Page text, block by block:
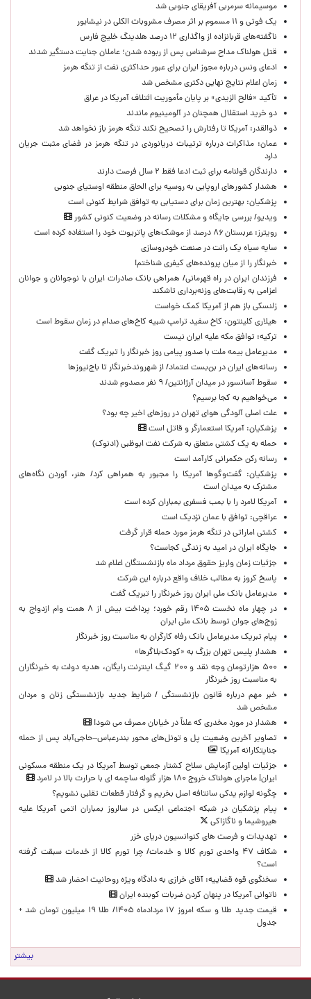
موسیمانه سرمربی آفریقای جنوبی شد
یک فوتی و ۱۱ مسموم بر اثر مصرف مشروبات الکلی در نیشابور
ناگفته‌های قربانزاده از واگذاری ۱۲ درصد هلدینگ خلیج فارس
قتل هولناک مداح سرشناس پس از ربوده شدن؛ عاملان جنایت دستگیر شدند
ادعای ونس درباره مجوز ایران برای عبور حداکثری نفت از تنگه هرمز
زمان اعلام نتایج نهایی دکتری مشخص شد
تأکید «فالح الزیدی» بر پایان مأموریت ائتلاف آمریکا در عراق
دو خرید استقلال همچنان در آلومینیوم ماندند
ذوالقدر: آمریکا تا رفتارش را تصحیح نکند تنگه هرمز باز نخواهد شد
عمان: مذاکرات درباره ترتیبات دریانوردی در تنگه هرمز در فضای مثبت جریان
دارد
دارندگان قولنامه برای ثبت ادعا فقط ۲ سال فرصت دارند
هشدار کشورهای اروپایی به روسیه برای الحاق منطقه اوستیای جنوبی
پزشکیان‌: بهترین زمان برای دستیابی به توافق شرایط کنونی است
ویدیو/ بررسی جایگاه و مشکلات رسانه در وضعیت کنونی کشور
رویترز: عربستان ۸۶ درصد از موشک‌های پاتریوت خود را استفاده کرده است
سایه سیاه یک رانت در صنعت خودروسازی
خبرنگار را از میان پرونده‌های کیفری شناختم!
​فرزندان ایران در راه قهرمانی/ همراهی بانک صادرات ایران با نوجوانان و جوانان
اعزامی به رقابت‌های وزنه‌برداری تاشکند
زلنسکی باز هم از آمریکا کمک خواست
هیلاری کلینتون: کاخ سفید ترامپ شبیه کاخ‌های صدام در زمان سقوط است
ترکیه: توافق مکه علیه ایران نیست
مدیرعامل بیمه ملت با صدور پیامی روز خبرنگار را تبریک گفت
رسانه‌های ایران در بن‌بست اعتماد/ از شهروندخبرنگار تا باج‌نیوزها
سقوط آسانسور در میدان آرژانتین/ ۹ نفر مصدوم شدند
می‌خواهیم به کجا برسیم؟
علت اصلی آلودگی هوای تهران در روزهای اخیر چه بود؟
پزشکیان: آمریکا استعمارگر و قاتل است
حمله به یک کشتی متعلق به شرکت نفت ابوظبی (ادنوک)
رسانه رکن حکمرانی کارآمد است
پزشکیان: گفت‌وگوها آمریکا را مجبور به همراهی کرد/ هنر، آوردن نگاه‌های
مشترک به میدان است
آمریکا لامرد را با بمب فسفری بمباران کرده است
عراقچی: توافق با عمان نزدیک است
کشتی اماراتی در تنگه هرمز مورد حمله قرار گرفت
جایگاه ایران در امید به زندگی کجاست؟
جزئیات زمان واریز حقوق مرداد ماه بازنشستگان اعلام شد
پاسخ کروز به مطالب خلاف واقع درباره این شرکت
مدیرعامل بانک ملی ایران روز خبرنگار را تبریک گفت
در چهار ماه نخست ۱۴۰۵ رقم خورد؛ پرداخت بیش از ۸ همت وام ازدواج به
زوج‌های جوان توسط بانک ملی ایران
پیام تبریک مدیرعامل بانک رفاه کارگران به مناسبت روز خبرنگار
هشدار پلیس تهران بزرگ به «کودک‌بلاگرها»
۵۰۰ هزارتومان وجه نقد و ۲۰۰ گیگ اینترنت رایگان، هدیه دولت به خبرنگاران
به مناسبت روز خبرنگار
خبر مهم درباره قانون بازنشستگی / شرایط جدید بازنشستگی زنان و مردان
مشخص شد
هشدار در مورد مخدری که علناً در خیابان مصرف می شود!
تصاویر آخرین وضعیت پل و تونل‌های محور بندرعباس–حاجی‌آباد پس از حمله
جنایتکارانه آمریکا
جزئیات اولین آزمایش سلاح کشتار جمعی توسط آمریکا در یک منطقه مسکونی
ایران| ماجرای هولناک خروج ۱۸۰ هزار گلوله ساچمه ای با حرارت بالا در لامرد
چگونه لوازم یدکی سانتافه اصل بخریم و گرفتار قطعات تقلبی نشویم؟
پیام پزشکیان در شبکه اجتماعی ایکس در سالروز بمباران اتمی آمریکا علیه
هیروشیما و ناگازاکی
تهدیدات و فرصت های کنوانسیون دریای خزر
شکاف ۴۷ واحدی تورم کالا و خدمات/ چرا تورم کالا از خدمات سبقت گرفته
است؟
سخنگوی قوه قضاییه: آقای خرازی به دادگاه ویژه روحانیت احضار شد
ناتوانی آمریکا در پنهان کردن ضربات کوبنده ایران
قیمت جدید طلا و سکه امروز ۱۷ مردادماه ۱۴۰۵/ طلا ۱۹ میلیون تومان شد +
جدول
بیشتر